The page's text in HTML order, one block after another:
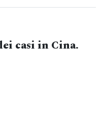
casi in Cina.